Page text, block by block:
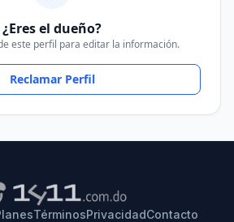
¿Eres el dueño?
este perfil para editar la información.
Reclamar Perfil
TérminosPrivacidadContacto